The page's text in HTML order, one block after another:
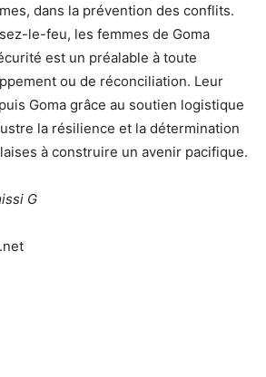
dans la prévention des conflits.
le-feu, les femmes de Goma
est un préalable à toute
ou de réconciliation. Leur
Goma grâce au soutien logistique
la résilience et la détermination
à construire un avenir pacifique.
G